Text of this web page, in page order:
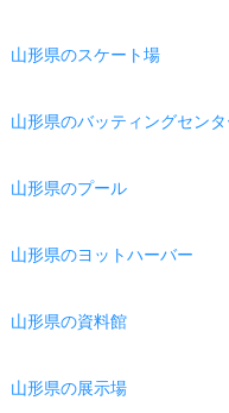
山形県のスケート場
山形県のバッティングセン
山形県のプール
山形県のヨットハーバー
山形県の資料館
山形県の展示場